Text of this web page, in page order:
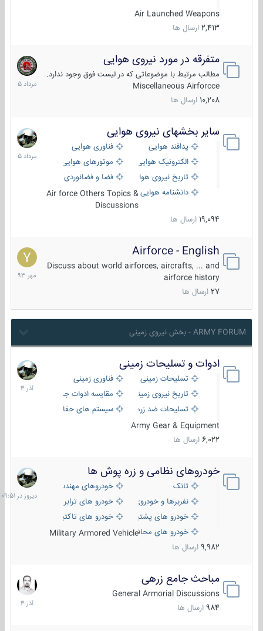
Air Launched Weapons
2,413 ارسال ها
متفرقه در مورد نیروی هوایی
مطالب مرتبط با موضوعاتی که در لیست فوق وجود ندارد.
Miscellaneous Airforcce
10,208 ارسال ها
7
مرداد
1405
سایر بخشهای نیروی هوایی
پدافند هوایی
فناوری هوایی
الکترونیک هوایی
موتورهای هوایی
تاریخ نیروی هوایی
فضا و فضانوردی
دانشنامه هواییAir force Others Topics &
Discussions
19,094 ارسال ها
2
مرداد
1405
Airforce - English
Discuss about world airforces, aircrafts, ... and
airforce history
27 ارسال ها
15
مهر
1393
ARMY FORUM - بخش نیروی زمینی
ادوات و تسلیحات زمینی
تسلیحات زمینی
فناوری زمینی
تاریخ نیروی زمینی
مقایسه ادوات جنگی
تسلیحات ضد زره
سیستم های حفاظت فعال
Army Gear & Equipment
6,022 ارسال ها
21
آذر
1404
خودروهای نظامی و زره پوش ها
تانک
خودروهای مهندسی
نفربرها و خودروی های رزمی پیاده نظام
خودرو های ترابری نظامی
خودرو های پشتیبانی آتش ، شناسایی و ضد تانک
خودرو های تاکتیکی نظامی
خودرو های محافظت شدهMilitary Armored Vehicle
9,982 ارسال ها
دیروز
در
09:51
مباحث جامع زرهی
General Armorial Discussions
984 ارسال ها
7
آذر
1404